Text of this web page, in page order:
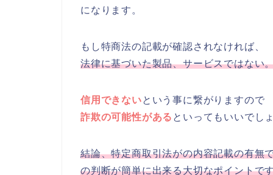
になります。
もし特商法の記載が確認されなければ、
法律に基づいた製品、サービスではない
信用できないという事に繋がりますので
詐欺の可能性がある といってもいいでし
結論、特定商取引法がの内容記載の有無
の判断が簡単に出来る大切なポイントで